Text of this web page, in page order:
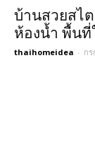
บ้านสวยสไ
ห้องน้ำ พื้นที่
thaihomeidea - กร